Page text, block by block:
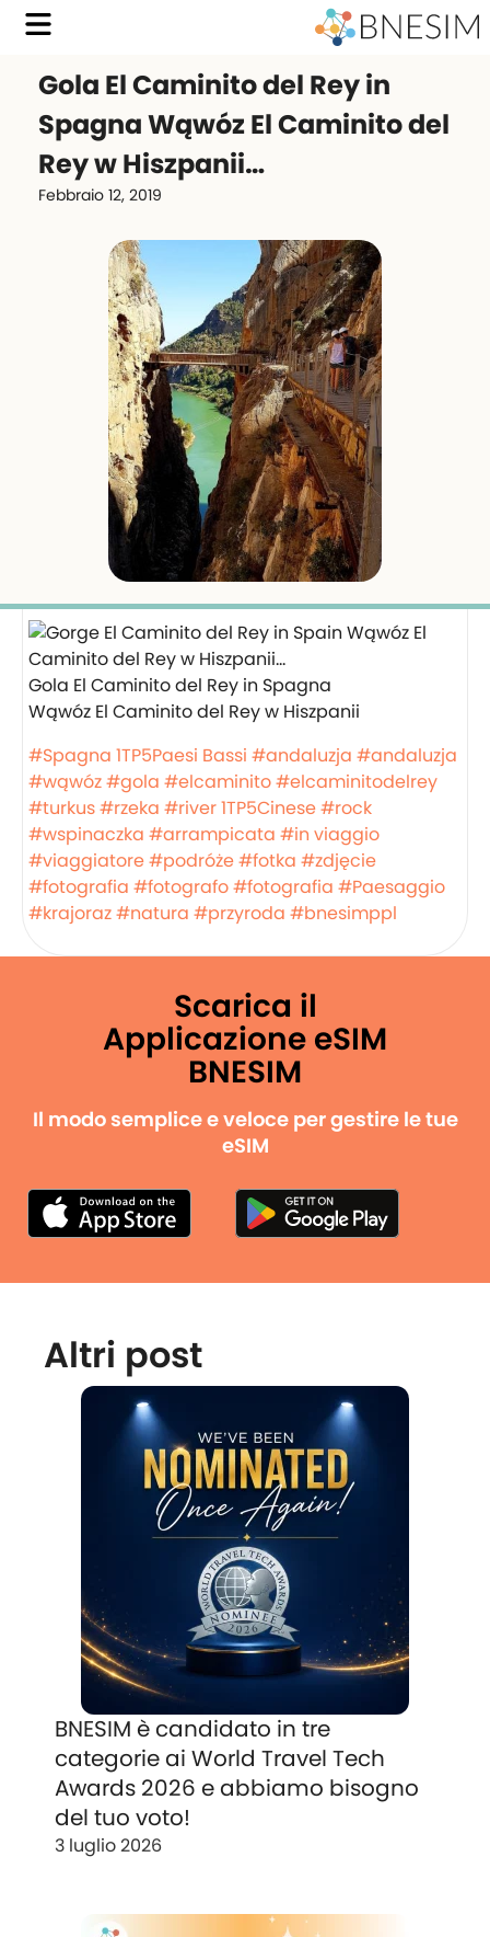
Gola El Caminito del Rey in
Spagna Wąwóz El Caminito del
Rey w Hiszpanii…
Febbraio 12, 2019
Gola El Caminito del Rey in Spagna
Wąwóz El Caminito del Rey w Hiszpanii
#Spagna 1TP5Paesi Bassi #andaluzja #andaluzja
#wąwóz#gola #elcaminito#elcaminitodelrey
#turkus#rzeka #river1TP5Cinese#rock
#wspinaczka #arrampicata #in viaggio
#viaggiatore#podróże#fotka #zdjęcie
#fotografia #fotografo#fotografia #Paesaggio
#krajoraz#natura #przyroda #bnesimppl
Scarica il
Applicazione eSIM
BNESIM
Il modo semplice e veloce per gestire le tue
eSIM
Altri post
BNESIM è candidato in tre
categorie ai World Travel Tech
Awards 2026 e abbiamo bisogno
del tuo voto!
3 luglio 2026